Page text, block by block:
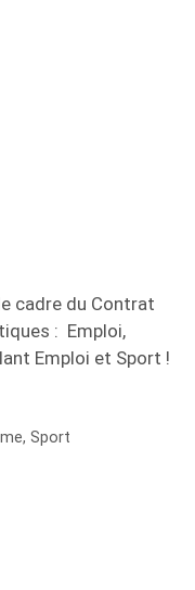
cadre du Contrat
: Emploi,
Emploi et Sport !
, Sport